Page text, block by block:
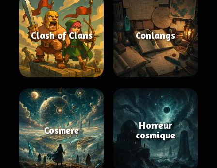
Clash of Clans Conlangs
Cosmere
Horreur
cosmique